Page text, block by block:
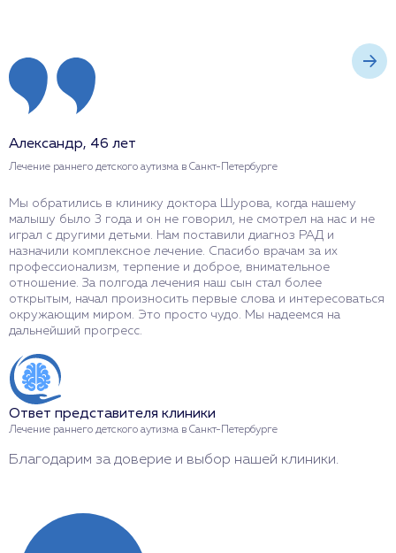
Александр, 46 лет
Лечение раннего детского аутизма в Санкт-Петербурге
Мы обратились в клинику доктора Шурова, когда нашему
малышу было 3 года и он не говорил, не смотрел на нас и не
играл с другими детьми. Нам поставили диагноз РАД и
назначили комплексное лечение. Спасибо врачам за их
профессионализм, терпение и доброе, внимательное
отношение. За полгода лечения наш сын стал более
открытым, начал произносить первые слова и интересоваться
окружающим миром. Это просто чудо. Мы надеемся на
дальнейший прогресс.
Ответ представителя клиники
Лечение раннего детского аутизма в Санкт-Петербурге
Благодарим за доверие и выбор нашей клиники.